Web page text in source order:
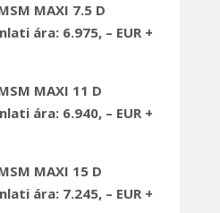
MAXI 7.5 D
ára: 6.975, – EUR +
MAXI 11 D
ára: 6.940, – EUR +
MAXI 15 D
ára: 7.245, – EUR +